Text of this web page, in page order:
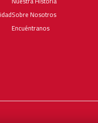
Sobre Nosotros
Encuéntranos